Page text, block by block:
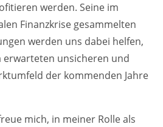
werden. Seine im
Finanzkrise gesammelten
werden uns dabei helfen,
erwarteten unsicheren und
der kommenden Jahre
mich, in meiner Rolle als